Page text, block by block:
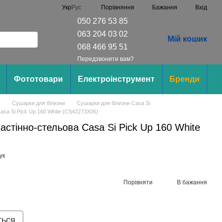
Укр Рус Порівняння Бажання Вхід
050 276 53 85
063 204 03 02
068 466 95 51
Передзвонити вам?
Мій кошик
Фототовари Електроінструмент Бренди
Сушарки для білизни
Сушарки для білизни Casa Si
Si Pick Up 160 White (CS42273X06)
стельова Casa Si Pick Up 160 White
Порівняти В бажання